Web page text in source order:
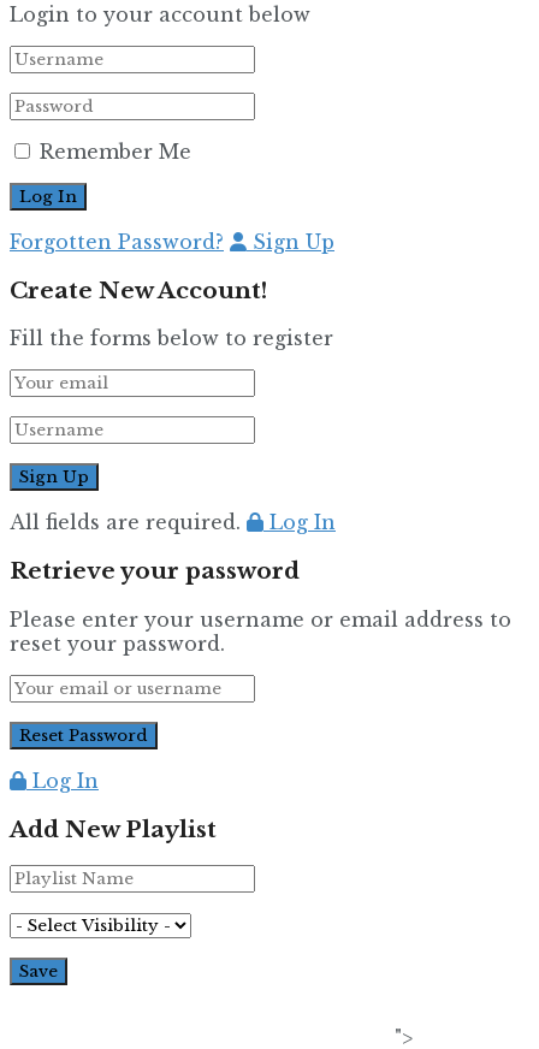
Login to your account below
Remember Me
Forgotten Password? Sign Up
Create New Account!
Fill the forms below to register
All fields are required. Log In
Retrieve your password
Please enter your username or email address to
reset your password.
Log In
Add New Playlist
">